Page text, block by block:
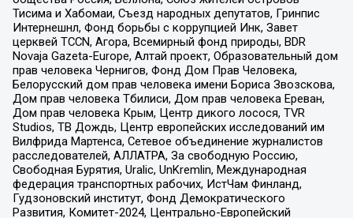
Тисима и Хабомаи, Съезд народных депутатов, Гринпис
Интернешнл, Фонд борьбы с коррупцией Инк, Завет
церквей TCCN, Агора, Всемирный фонд природы, BDR
Novaja Gazeta-Europe, Алтай проект, Образовательный дом
прав человека Чернигов, Фонд Дом Прав Человека,
Белорусский дом прав человека имени Бориса Звозскова,
Дом прав человека Тбилиси, Дом прав человека Ереван,
Дом прав человека Крым, Центр дикого лосося, TVR
Studios, ТВ Дождь, Центр европейских исследований им
Вилфрида Мартенса, Сетевое объединение журналистов
расследователей, АЛЛАТРА, За свободную Россию,
Свободная Бурятия, Uralic, UnKremlin, Международная
федерация транспортных рабочих, ИстЧам Финланд,
Гудзоновский институт, Фонд Демократического
Развития, Комитет-2024, Центрально-Европейский